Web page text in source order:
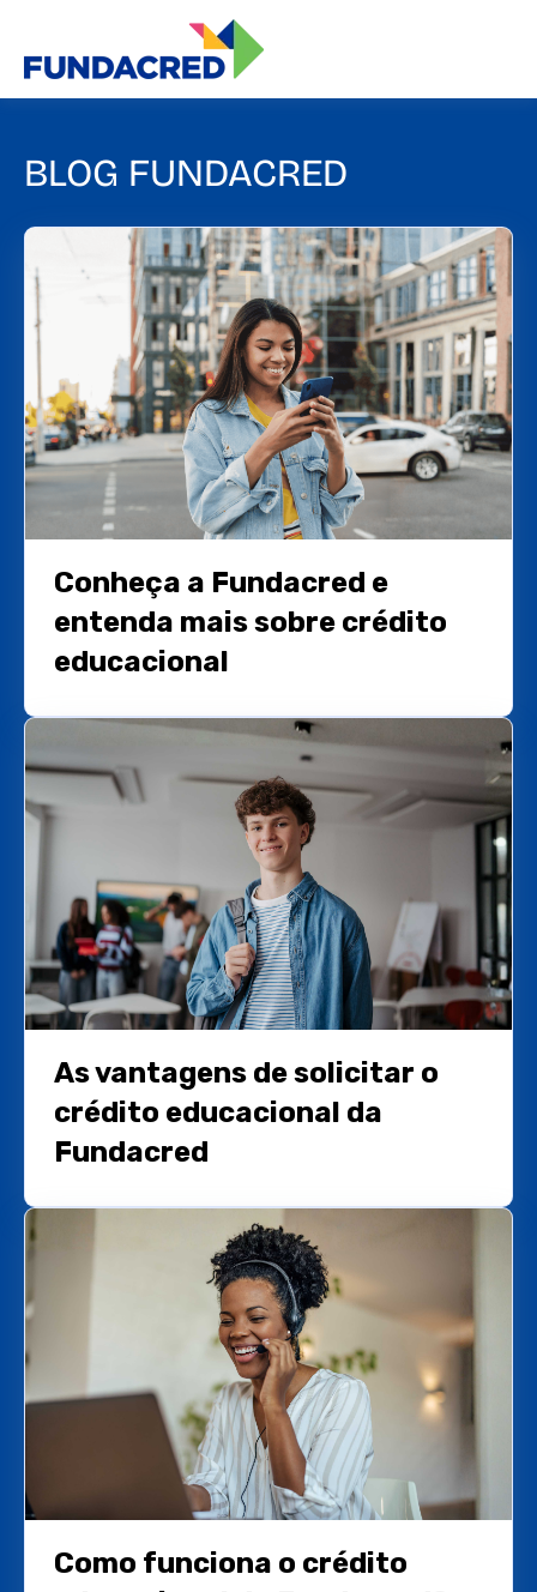
BLOG FUNDACRED
Conheça a Fundacred e
entenda mais sobre crédito
educacional
As vantagens de solicitar o
crédito educacional da
Fundacred
Como funciona o crédito